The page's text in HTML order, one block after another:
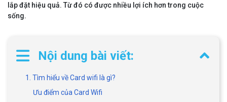
lắp đặt hiệu quả. Từ đó có được nhiều lợi ích hơn trong cuộc
sống.
Nội dung bài viết:
1. Tìm hiểu về Card wifi là gì?
Ưu điểm của Card Wifi